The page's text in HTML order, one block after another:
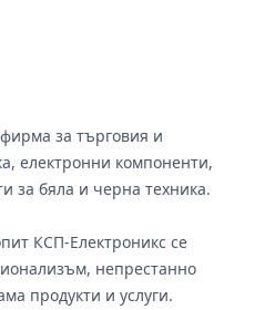
за търговия и
електронни компоненти,
за бяла и черна техника.
КСП-Електроникс се
непрестанно
продукти и услуги.